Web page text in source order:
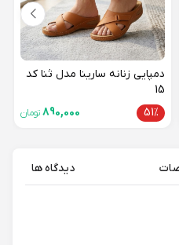
دمپایی زنانه سارینا مدل ثنا کد
51%
890,000 تومان
دیدگاه ها